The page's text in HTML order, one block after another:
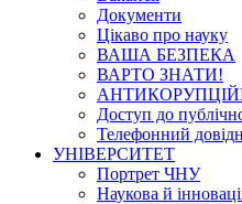
Документи
Цікаво про науку
ВАША БЕЗПЕКА
ВАРТО ЗНАТИ!
Доступ до
Телефонний
УНІВЕРСИТЕТ
Портрет ЧНУ
Наукова й